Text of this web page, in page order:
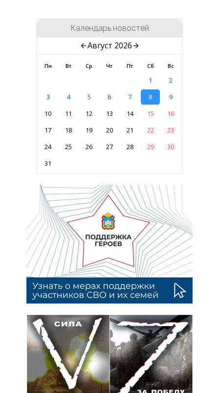
Календарь новостей
Август 2026
Пн Вт Ср Чт Пт Сб Вс
1
2
3
4 5 6 7 8
9
10
11 12 13 14 15
16
17
18 19 20 21 22
23
24
25 26 27 28 29
30
31